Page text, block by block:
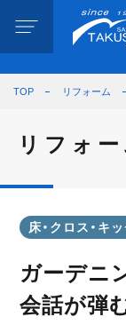
リフォ
TOP リフォーム
床・クロス・キ
ガーデニ
会話が弾